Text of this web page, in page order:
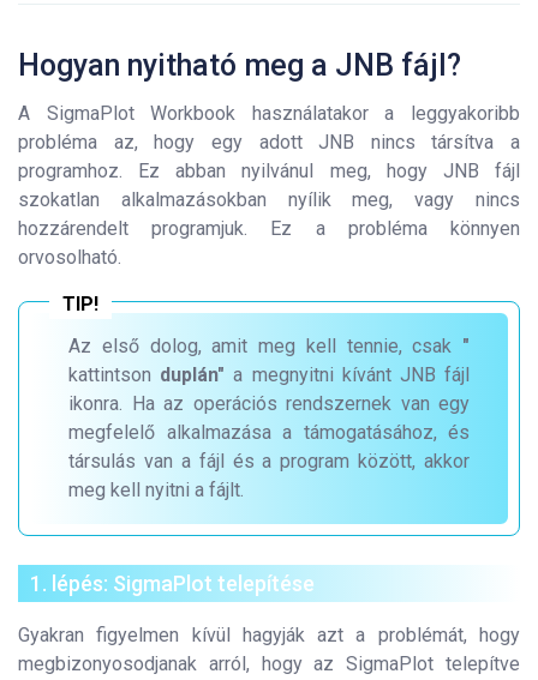
Hogyan nyitható meg a JNB fájl?
A SigmaPlot Workbook használatakor a leggyakoribb
probléma az, hogy egy adott JNB nincs társítva a
programhoz. Ez abban nyilvánul meg, hogy JNB fájl
szokatlan alkalmazásokban nyílik meg, vagy nincs
hozzárendelt programjuk. Ez a probléma könnyen
orvosolható.
Az első dolog, amit meg kell tennie, csak "
kattintson duplán" a megnyitni kívánt JNB fájl
ikonra. Ha az operációs rendszernek van egy
megfelelő alkalmazása a támogatásához, és
társulás van a fájl és a program között, akkor
meg kell nyitni a fájlt.
1. lépés: SigmaPlot telepítése
Gyakran figyelmen kívül hagyják azt a problémát, hogy
megbizonyosodjanak arról, hogy az SigmaPlot telepítve